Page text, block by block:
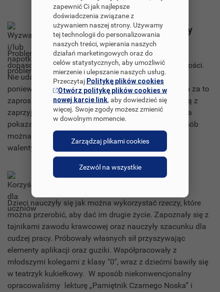
Wyzwania i/lub napotkane problemy
Problemem, z którym musieliśmy się zmierzyć, to
dopasowanie naszych planów do planów naszych gości.
Nie udało nam się spotkać z paniami z Butiku Melki,
ponieważ panie nie dysponowały czasem. W zamian za to
zaprosiliśmy Panią Agnieszkę - zawodową krawcową z
zaprzyjaźnionej legionowskiej firmy krawieckiej, która
pokazała nam maszynę, zaprezentowała w jaki sposób
można uszyć spodnie oraz wraz z dziećmi uszyła
walentynkowe serduszka.
Korzyści dla uczniów
Dzieci nauczyły się jak można wykorzystać rzeczy, które
można przerobić, aby dać im drugie życie. Zapoznały się z
tajnikami zawodu krawcowej oraz nauczyły szacunku dla
cudzej pracy. Próbowały własnych sił przyszywając
elementy aplikacji oraz guziki. Współpracowały z
młodszymi kolegami z klasy "0", wraz z dziećmi bawiły się
w teatrzyk kukiełkowy. W sposób niekonwencjonalny
opracowaliśmy lekturę „Pamiętnik Czarnego Noska” i
zapewnić Ci jak najlepsze
doświadczenia związane z
używaniem naszej strony. Używamy
tej technologii do personalizowania
naszych treści, wpierania naszych
działań marketingowych oraz do
celów statystycznych, aby umożliwić
mierzenie i ulepszanie naszych usług.
Przeczytaj Politykę plików cookies
Otwórz politykę plików cookies w
nowej karcie link , aby dowiedzieć się
więcej. Swoje zgody możesz zmienić
w dowolnym momencie.
Zarządzaj plikami cookies
Zezwól na wszystkie